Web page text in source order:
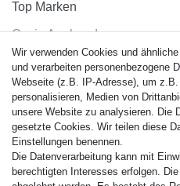
Top Marken
Casio Armband
Festina Armband
Citizen Armband
M. Lacroix Armband
J. Lemans Armband
Uhrenarmbänder - Alle
Sicherheit
Wir verwenden Cookies und
und verarbeiten personenbezogene
Webseite (z.B. IP-Adresse), um
personalisieren, Medien von
unsere Website zu analysieren. Die
gesetzte Cookies. Wir teilen diese
Einstellungen benennen.
Die Datenverarbeitung kann mit
berechtigten Interesses erfolgen.